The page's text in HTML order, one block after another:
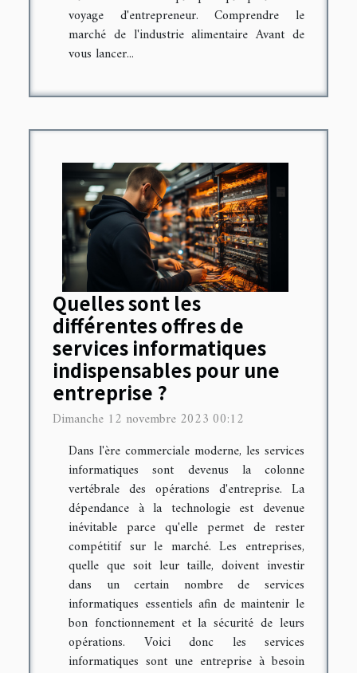
voyage d'entrepreneur. Comprendre le
marché de l'industrie alimentaire Avant de
vous lancer...
Quelles sont les
différentes offres de
services informatiques
indispensables pour une
entreprise ?
Dimanche 12 novembre 2023 00:12
Dans l'ère commerciale moderne, les services
informatiques sont devenus la colonne
vertébrale des opérations d'entreprise. La
dépendance à la technologie est devenue
inévitable parce qu'elle permet de rester
compétitif sur le marché. Les entreprises,
quelle que soit leur taille, doivent investir
dans un certain nombre de services
informatiques essentiels afin de maintenir le
bon fonctionnement et la sécurité de leurs
opérations. Voici donc les services
informatiques sont une entreprise à besoin